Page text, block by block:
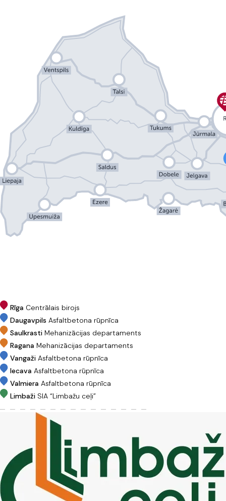
Rīga Centrālais birojs
Daugavpils Asfaltbetona rūpnīca
Saulkrasti Mehanizācijas departaments
Ragana Mehanizācijas departaments
Vangaži Asfaltbetona rūpnīca
Iecava Asfaltbetona rūpnīca
Valmiera Asfaltbetona rūpnīca
Limbaži SIA “Limbažu ceļi”